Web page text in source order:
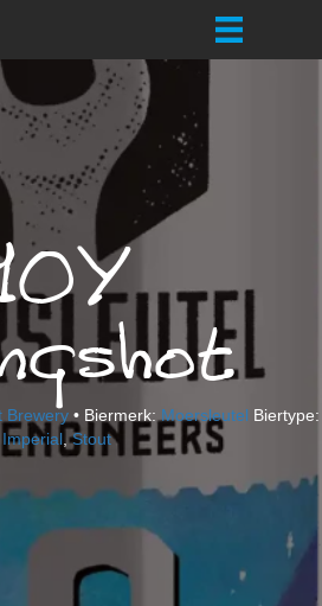
Brewery • Biermerk:Moersleutel Biertype:
Imperial,Stout